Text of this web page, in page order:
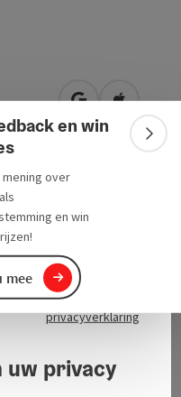
en win
over
en win
mee
Openen inOpenen
privacyverklaring
uw privacy